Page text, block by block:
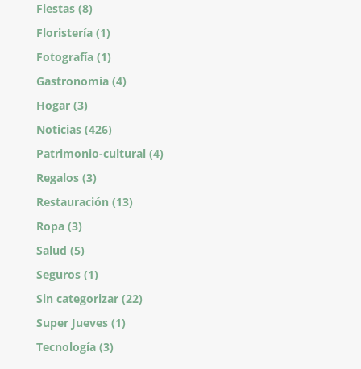
Fiestas(8)
Floristería(1)
Fotografía(1)
Gastronomía(4)
Hogar(3)
Noticias(426)
Patrimonio-cultural (4)
Regalos(3)
Restauración (13)
Ropa(3)
Salud (5)
Seguros(1)
Sin categorizar(22)
Super Jueves(1)
Tecnología(3)